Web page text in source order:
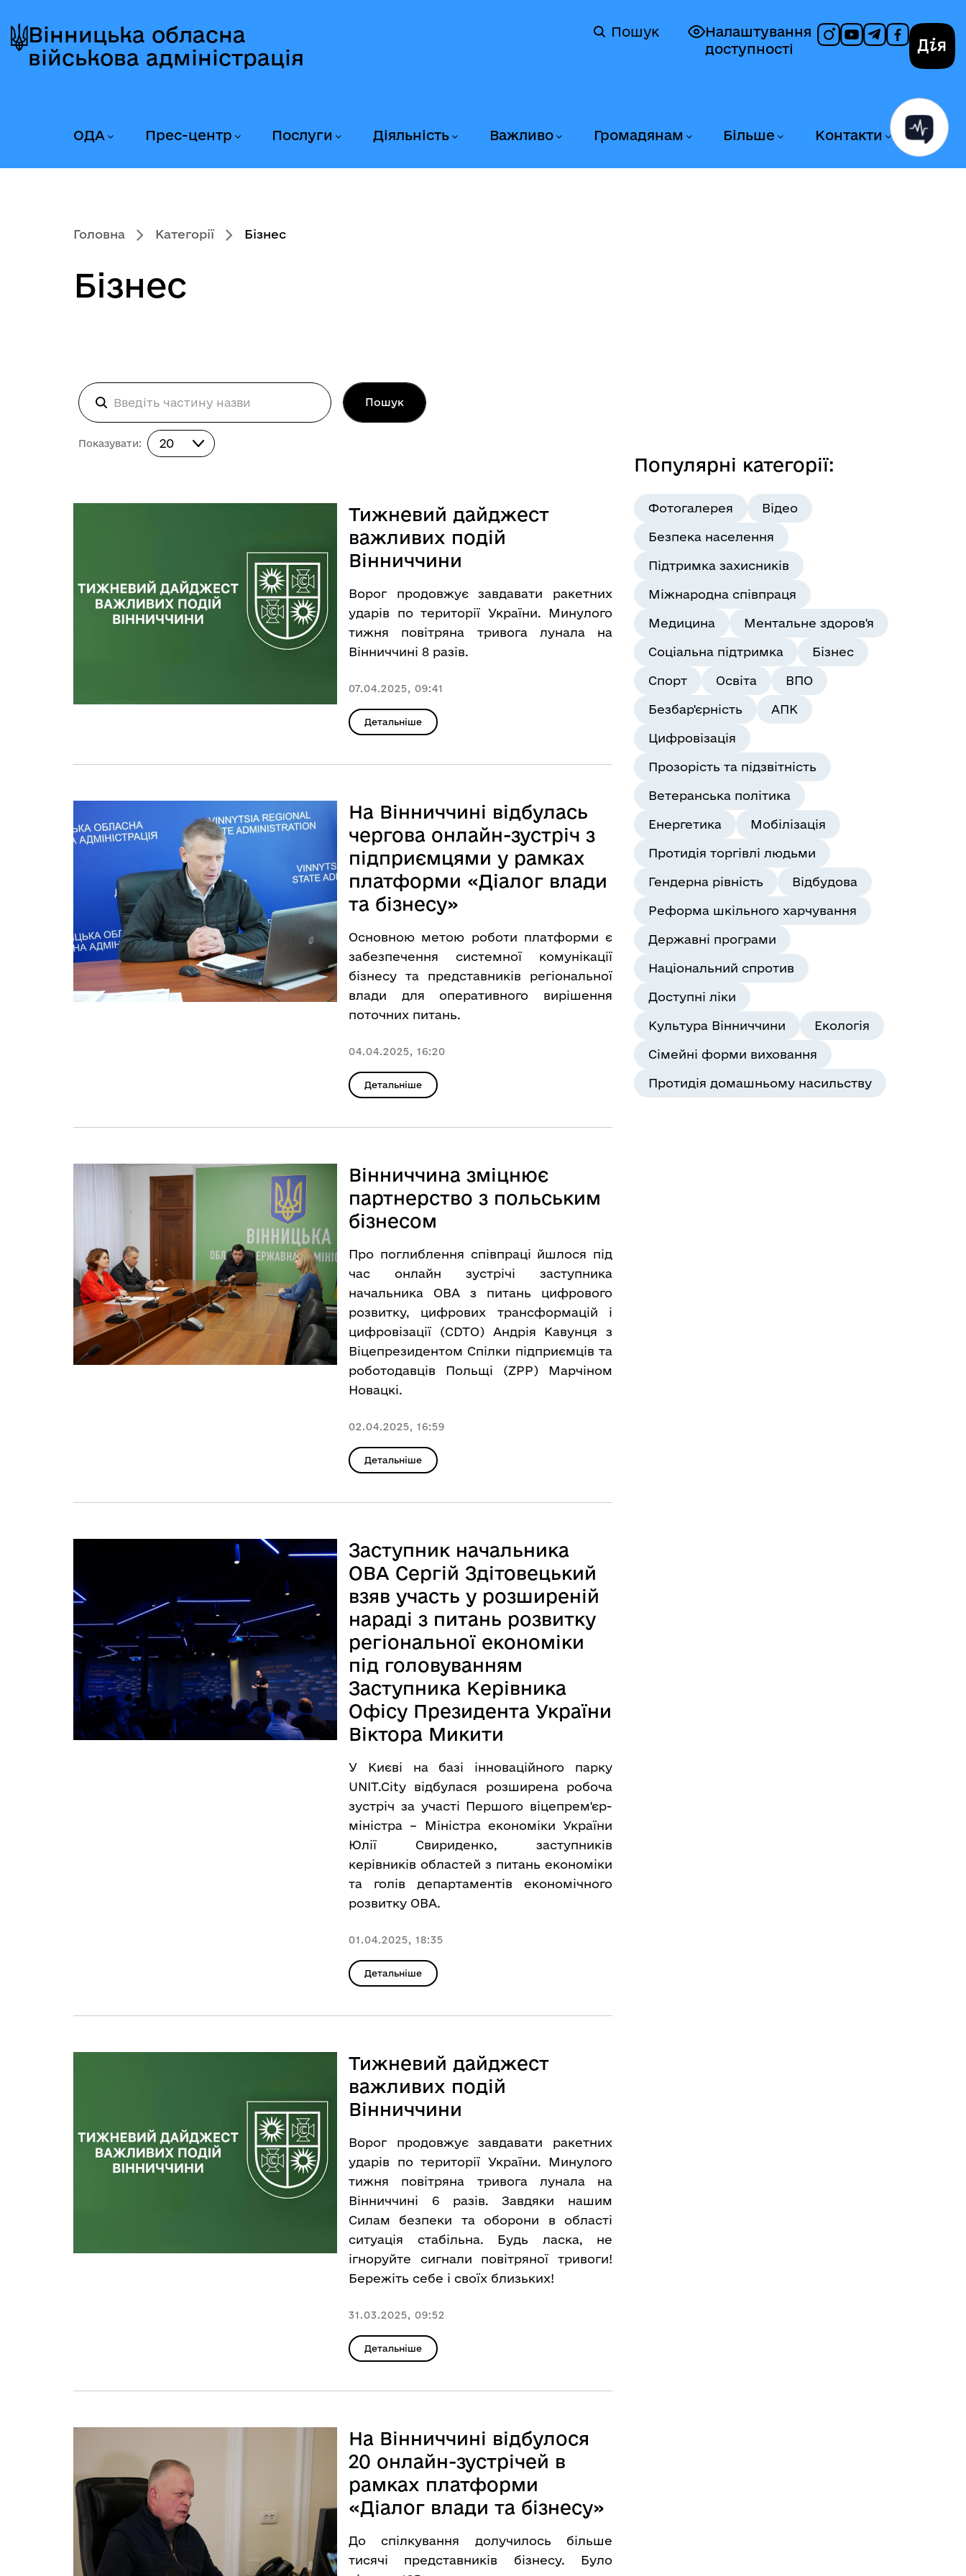
до
головного
до
головного
вмісту
до
головного
колонтитула
Вінницька обласна
військова адміністрація
Налаштування
доступності
Пошук
ОДА Прес-центр Послуги Діяльність Важливо Громадянам Більше Контакти
Головна Категорії Бізнес
Бізнес
Пошук
Показувати: Показувати:
20
Тижневий дайджест
важливих подій
Вінниччини
Ворог продовжує завдавати ракетних
ударів по території України. Минулого
тижня повітряна тривога лунала на
Вінниччині 8 разів.
07.04.2025, 09:41
Детальніше
На Вінниччині відбулась
чергова онлайн-зустріч з
підприємцями у рамках
платформи «Діалог влади
та бізнесу»
Основною метою роботи платформи є
забезпечення системної комунікації
бізнесу та представників регіональної
влади для оперативного вирішення
поточних питань.
04.04.2025, 16:20
Детальніше
Вінниччина зміцнює
партнерство з польським
бізнесом
Про поглиблення співпраці йшлося під
час онлайн зустрічі заступника
начальника ОВА з питань цифрового
розвитку, цифрових трансформацій і
цифровізації (CDTО) Андрія Кавунця з
Віцепрезидентом Спілки підприємців та
роботодавців Польщі (ZPP) Марчіном
Новацкі.
02.04.2025, 16:59
Детальніше
Заступник начальника
ОВА Сергій Здітовецький
взяв участь у розширеній
нараді з питань розвитку
регіональної економіки
під головуванням
Заступника Керівника
Офісу Президента України
Віктора Микити
У Києві на базі інноваційного парку
UNIT.City відбулася розширена робоча
зустріч за участі Першого віцепрем'єр-
міністра – Міністра економіки України
Юлії Свириденко, заступників
керівників областей з питань економіки
та голів департаментів економічного
розвитку ОВА.
01.04.2025, 18:35
Детальніше
Тижневий дайджест
важливих подій
Вінниччини
Ворог продовжує завдавати ракетних
ударів по території України. Минулого
тижня повітряна тривога лунала на
Вінниччині 6 разів. Завдяки нашим
Силам безпеки та оборони в області
ситуація стабільна. Будь ласка, не
ігноруйте сигнали повітряної тривоги!
Бережіть себе і своїх близьких!
31.03.2025, 09:52
Детальніше
На Вінниччині відбулося
20 онлайн-зустрічей в
рамках платформи
«Діалог влади та бізнесу»
До спілкування долучилось більше
тисячі представників бізнесу. Було
Популярні категорії:
Фотогалерея Відео
Безпека населення
Підтримка захисників
Міжнародна співпраця
Медицина Ментальне здоров'я
Соціальна підтримка Бізнес
Спорт Освіта ВПО
Безбар'єрність АПК
Цифровізація
Прозорість та підзвітність
Ветеранська політика
Енергетика Мобілізація
Протидія торгівлі людьми
Гендерна рівність Відбудова
Реформа шкільного харчування
Державні програми
Національний спротив
Доступні ліки
Культура Вінниччини Екологія
Сімейні форми виховання
Протидія домашньому насильству